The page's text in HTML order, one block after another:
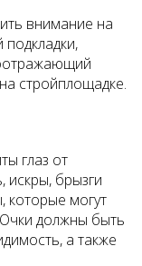
внимание на
стройплощадке.
глаз от
искры, брызги
которые могут
Очки должны быть
а также